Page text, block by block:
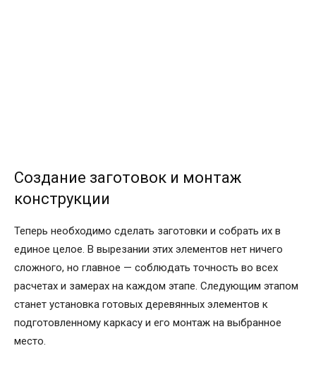
Создание заготовок и монтаж
конструкции
Теперь необходимо сделать заготовки и собрать их в
единое целое. В вырезании этих элементов нет ничего
сложного, но главное — соблюдать точность во всех
расчетах и замерах на каждом этапе. Следующим этапом
станет установка готовых деревянных элементов к
подготовленному каркасу и его монтаж на выбранное
место.